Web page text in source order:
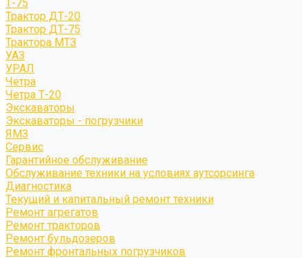
Т-75
Трактор ДТ-20
Трактор ДТ-75
Трактора МТЗ
УАЗ
УРАЛ
Четра
Четра Т-20
Экскаваторы
Экскаваторы - погрузчики
ЯМЗ
Сервис
Гарантийное обслуживание
Обслуживание техники на условиях аутсорсинга
Диагностика
Текущий и капитальный ремонт техники
Ремонт агрегатов
Ремонт тракторов
Ремонт бульдозеров
Ремонт фронтальных погрузчиков